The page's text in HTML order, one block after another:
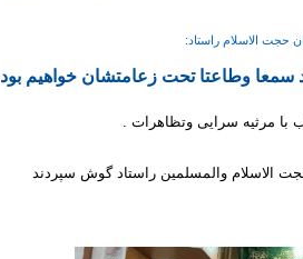
حجت الاسلام راستاد:
وطاعتا تحت زعامتشان خواهیم بود
با مرثیه سرایی وتظاهرات .
الاسلام والمسلمین راستاد گوش سپردند